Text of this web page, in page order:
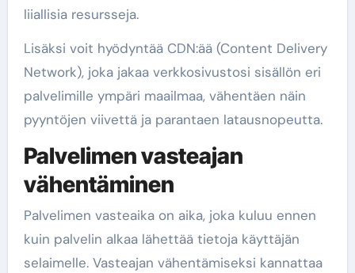
liiallisia resursseja.
Lisäksi voit hyödyntää CDN:ää (Content Delivery
Network), joka jakaa verkkosivustosi sisällön eri
palvelimille ympäri maailmaa, vähentäen näin
pyyntöjen viivettä ja parantaen latausnopeutta.
Palvelimen vasteajan
vähentäminen
Palvelimen vasteaika on aika, joka kuluu ennen
kuin palvelin alkaa lähettää tietoja käyttäjän
selaimelle. Vasteajan vähentämiseksi kannattaa